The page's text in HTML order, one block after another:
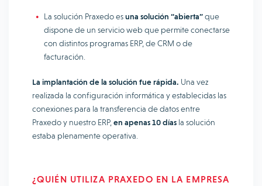
La solución Praxedo esuna solución “abierta”que
dispone de un servicio web que permite conectarse
con distintos programas ERP, de CRM o de
facturación.
La implantación de la solución fue rápida. Una vez
realizada la configuración informática y establecidas las
conexiones para la transferencia de datos entre
Praxedo y nuestro ERP, en apenas 10 días la solución
estaba plenamente operativa.
¿QUIÉN UTILIZA PRAXEDO EN LA EMPRESA